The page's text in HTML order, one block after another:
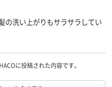
の洗い上がりもサラサラしてい
に投稿された内容です。